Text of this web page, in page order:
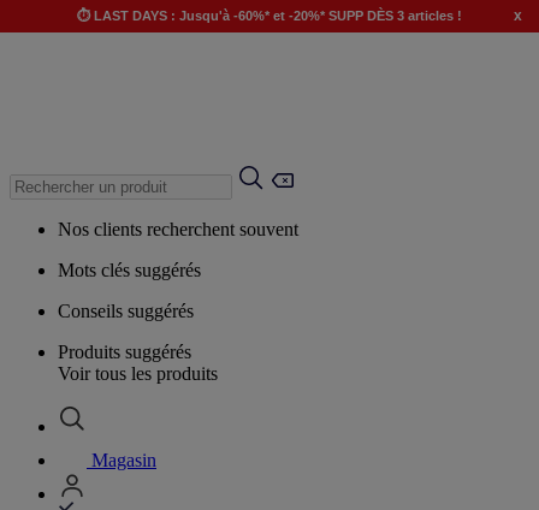
⏱️ LAST DAYS : Jusqu'à -60%* et -20%* SUPP DÈS 3 articles ! x
Nos clients recherchent souvent
Mots clés suggérés
Conseils suggérés
Produits suggérés
Voir tous les produits
Magasin